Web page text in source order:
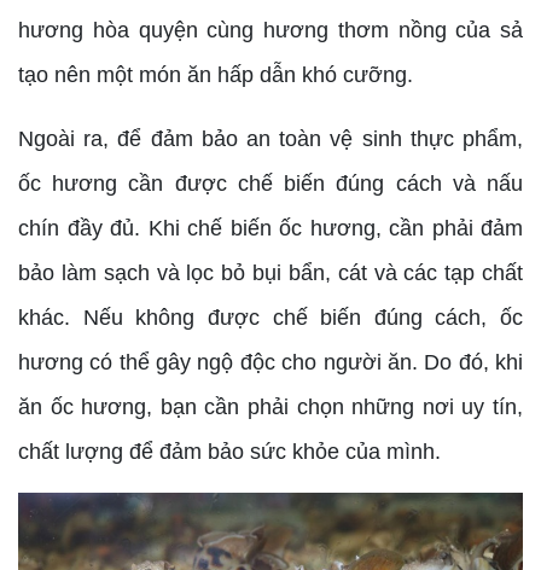
hương hòa quyện cùng hương thơm nồng của sả
tạo nên một món ăn hấp dẫn khó cưỡng.
Ngoài ra, để đảm bảo an toàn vệ sinh thực phẩm,
ốc hương cần được chế biến đúng cách và nấu
chín đầy đủ. Khi chế biến ốc hương, cần phải đảm
bảo làm sạch và lọc bỏ bụi bẩn, cát và các tạp chất
khác. Nếu không được chế biến đúng cách, ốc
hương có thể gây ngộ độc cho người ăn. Do đó, khi
ăn ốc hương, bạn cần phải chọn những nơi uy tín,
chất lượng để đảm bảo sức khỏe của mình.